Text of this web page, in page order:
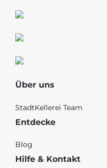
Über uns
StadtKellerei Team
Entdecke
Blog
Hilfe & Kontakt